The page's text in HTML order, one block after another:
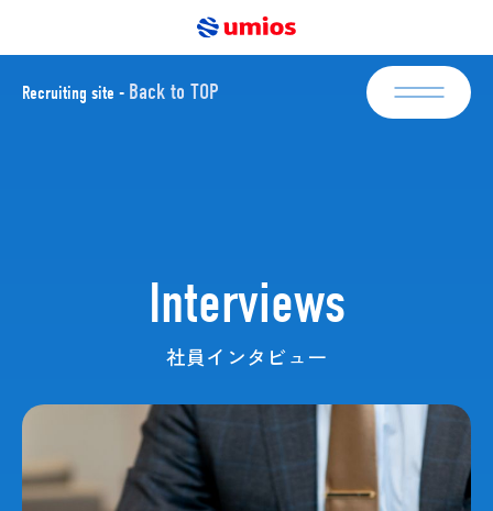
Recruiting site - Back to TOP
Interviews
社員インタビュー
Mid-career
エントリー
Business